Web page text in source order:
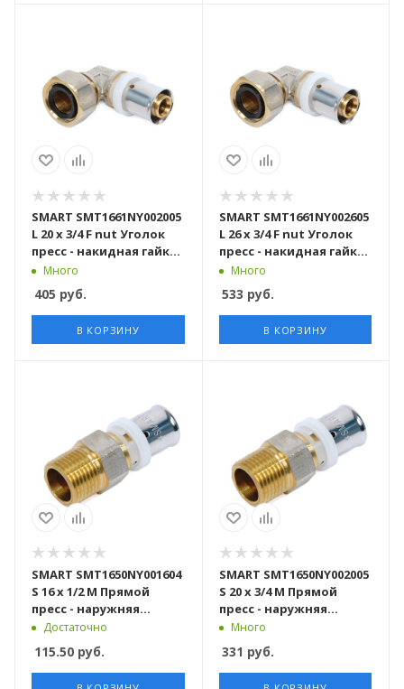
SMART SMT1661NY002005
L 20 x 3/4 F nut Уголок
пресс - накидная гайка
100 штук в упаковке
Много
405 руб.
В КОРЗИНУ
SMART SMT1661NY002605
L 26 x 3/4 F nut Уголок
пресс - накидная гайка
100 штук в упаковке
Много
533 руб.
В КОРЗИНУ
SMART SMT1650NY001604
S 16 x 1/2 M Прямой
пресс - наружняя
резьба 150 штук в
Достаточно
115.50 руб.
SMART SMT1650NY002005
S 20 x 3/4 M Прямой
пресс - наружняя
резьба 120 штук в
упаковке
Много
331 руб.